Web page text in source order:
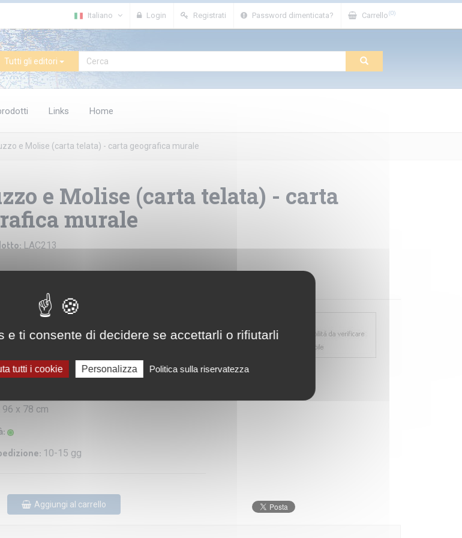
Italiano Login Registrati Password dimenticata? Carrello(0)
Tutti gli editori
Links Home
e Molise (carta telata) - carta geografica murale
e Molise (carta telata) - carta
murale
LAC213
LaC
turistica e stradale
96 x 78 cm
10-15 gg
Aggiungi al carrello
e ti consente di decidere se accettarli o rifiutarli
tutti i cookie Personalizza Politica sulla riservatezza